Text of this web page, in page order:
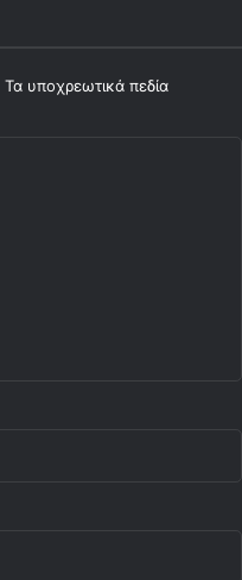
Τα υποχρεωτικά πεδία